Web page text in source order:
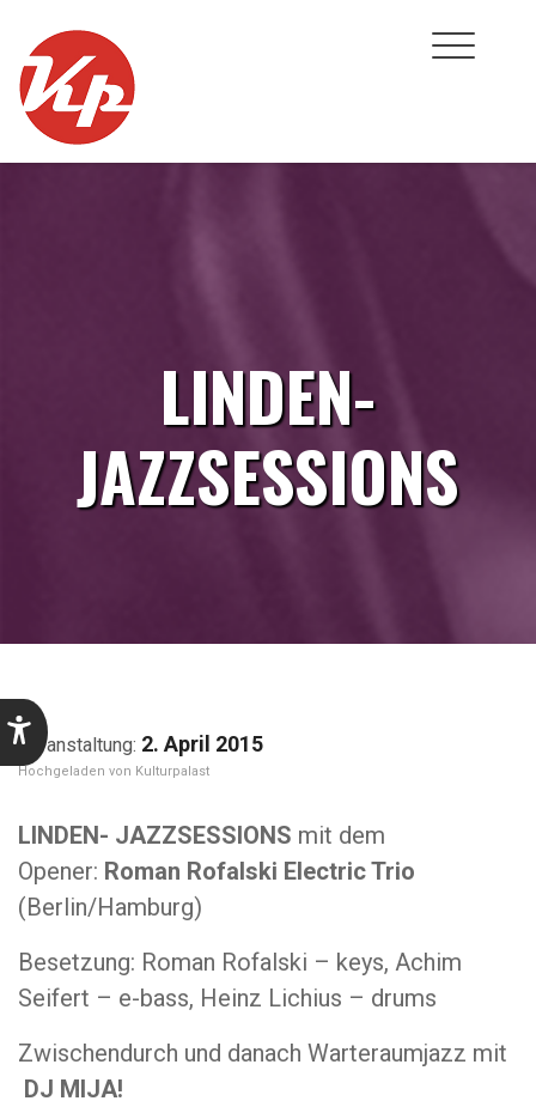
content
LINDEN-
JAZZSESSIONS
2. April 2015
Kulturpalast
LINDEN- JAZZSESSIONS mit dem
Opener: Roman Rofalski Electric Trio
(Berlin/Hamburg)
Besetzung: Roman Rofalski – keys, Achim
Seifert – e-bass, Heinz Lichius – drums
Zwischendurch und danach Warteraumjazz mit
DJ MIJA!